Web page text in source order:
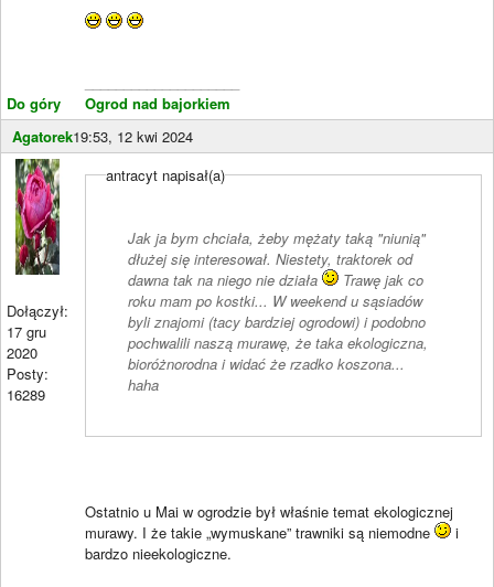
Do góry
Ogrod nad bajorkiem
Agatorek19:53, 12 kwi 2024
Dołączył:
17 gru
2020
Posty:
16289
antracyt napisał(a)
Jak ja bym chciała, żeby mężaty taką "niunią"
dłużej się interesował. Niestety, traktorek od
dawna tak na niego nie działa
Trawę jak co
roku mam po kostki... W weekend u sąsiadów
byli znajomi (tacy bardziej ogrodowi) i podobno
pochwalili naszą murawę, że taka ekologiczna,
bioróżnorodna i widać że rzadko koszona...
haha
Ostatnio u Mai w ogrodzie był właśnie temat ekologicznej
murawy. I że takie „wymuskane” trawniki są niemodne
i
bardzo nieekologiczne.